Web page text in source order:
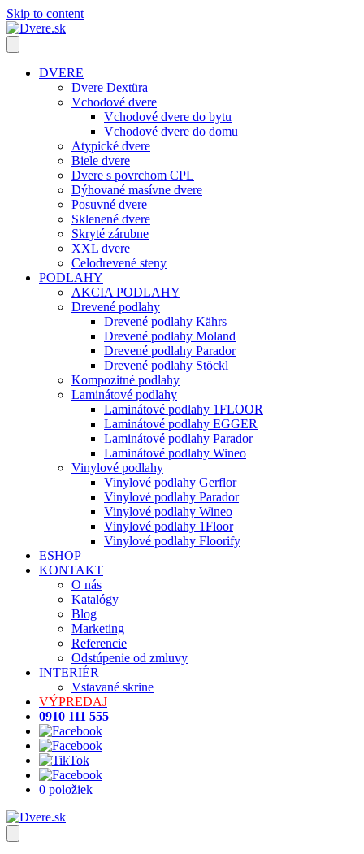
Skip to content
DVERE
Dvere Dextüra
Vchodové dvere
Vchodové dvere do bytu
Vchodové dvere do domu
Atypické dvere
Biele dvere
Dvere s povrchom CPL
Dýhované masívne dvere
Posuvné dvere
Sklenené dvere
Skryté zárubne
XXL dvere
Celodrevené steny
PODLAHY
AKCIA PODLAHY
Drevené podlahy
Drevené podlahy Kährs
Drevené podlahy Moland
Drevené podlahy Parador
Drevené podlahy Stöckl
Kompozitné podlahy
Laminátové podlahy
Laminátové podlahy 1FLOOR
Laminátové podlahy EGGER
Laminátové podlahy Parador
Laminátové podlahy Wineo
Vinylové podlahy
Vinylové podlahy Gerflor
Vinylové podlahy Parador
Vinylové podlahy Wineo
Vinylové podlahy 1Floor
Vinylové podlahy Floorify
ESHOP
KONTAKT
O nás
Katalógy
Blog
Marketing
Referencie
Odstúpenie od zmluvy
INTERIÉR
Vstavané skrine
VÝPREDAJ
0910 111 555
0 položiek